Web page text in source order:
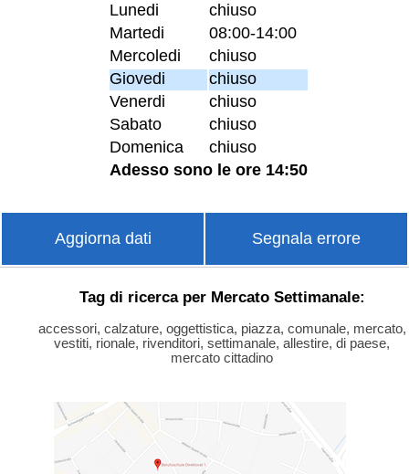
Lunedi
chiuso
Martedi
08:00-14:00
Mercoledi
chiuso
Giovedi
chiuso
Venerdi
chiuso
Sabato
chiuso
Domenica
chiuso
Adesso sono le ore 14:50
Aggiorna dati Segnala errore
Tag di ricerca per Mercato Settimanale:
accessori, calzature, oggettistica, piazza, comunale, mercato,
vestiti, rionale, rivenditori, settimanale, allestire, di paese,
mercato cittadino